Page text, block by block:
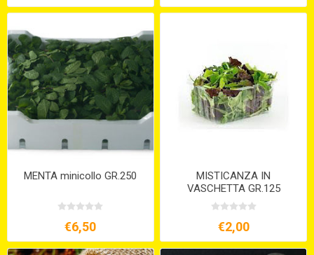
MENTA minicollo GR.250
€6,50
MISTICANZA IN
VASCHETTA GR.125
€2,00